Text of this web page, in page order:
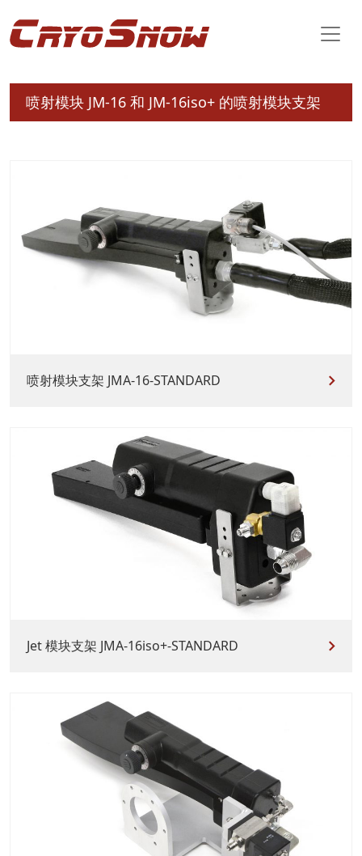
喷射模块 JM-16 和 JM-16iso+ 的喷射模块支架
喷射模块支架 JMA-16-STANDARD
Jet 模块支架 JMA-16iso+-STANDARD